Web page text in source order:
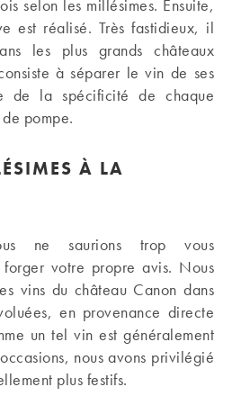
selon les millésimes. Ensuite,
est réalisé. Très fastidieux, il
les plus grands châteaux
à séparer le vin de ses
de la spécificité de chaque
pompe.
À LA
ne saurions trop vous
forger votre propre avis. Nous
vins du château Canon dans
en provenance directe
un tel vin est généralement
nous avons privilégié
plus festifs.